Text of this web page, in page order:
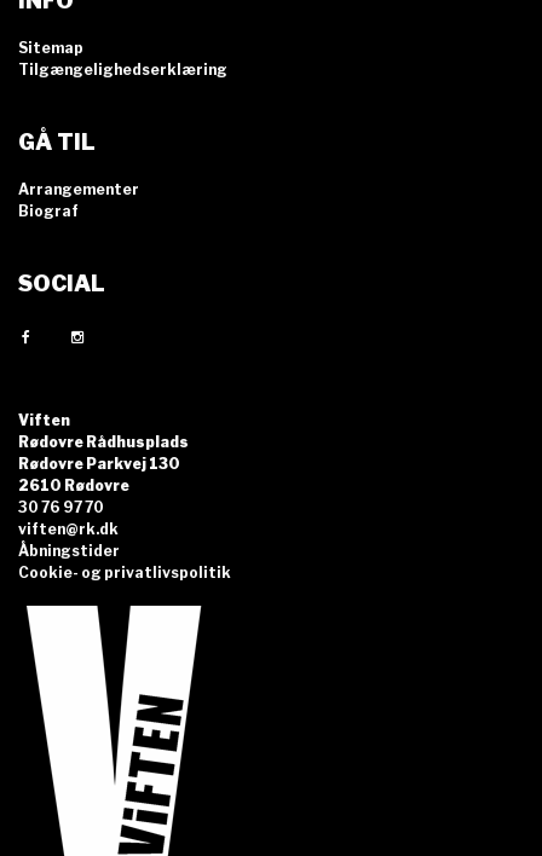
Sitemap
Tilgængelighedserklæring
GÅ TIL
Arrangementer
Biograf
SOCIAL
Viften
Rødovre Rådhusplads
Rødovre Parkvej 130
2610 Rødovre
30 76 97 70
viften@rk.dk
Åbningstider
Cookie- og privatlivspolitik